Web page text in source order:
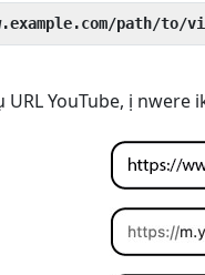
path/to/
YouTube, ị